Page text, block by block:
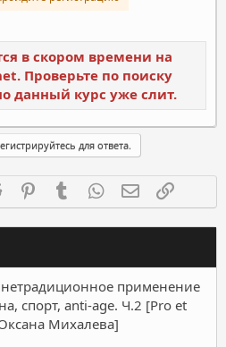
в скором времени на
Проверьте по поиску
данный курс уже слит.
для ответа.
Reddit PinterestTumblr WhatsAppЭлектронная
применение
спорт, anti-age. Ч.2 [Pro et
Михалева]